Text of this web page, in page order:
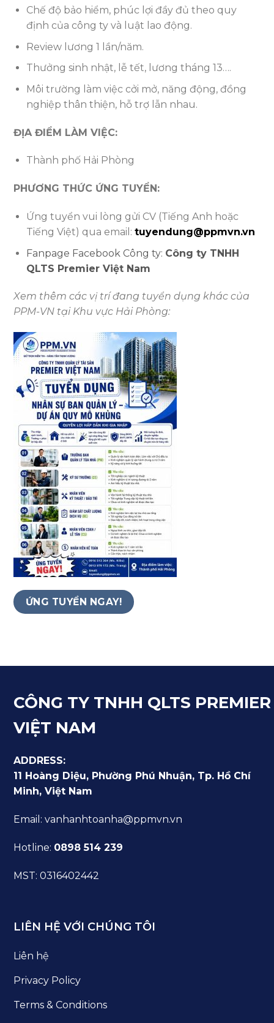
Chế độ bảo hiểm, phúc lợi đầy đủ theo quy
định của công ty và luật lao động.
Review lương 1 lần/năm.
Thưởng sinh nhật, lễ tết, lương tháng 13….
Môi trường làm việc cởi mở, năng động, đồng
nghiệp thân thiện, hỗ trợ lẫn nhau.
ĐỊA ĐIỂM LÀM VIỆC:
Thành phố Hải Phòng
PHƯƠNG THỨC ỨNG TUYỂN:
Ứng tuyển vui lòng gửi CV (Tiếng Anh hoặc
Tiếng Việt) qua email:tuyendung@ppmvn.vn
Fanpage Facebook Công ty: Công ty TNHH
QLTS Premier Việt Nam
Xem thêm các vị trí đang tuyển dụng khác của
PPM-VN tại Khu vực Hải Phòng:
ỨNG TUYỂN NGAY!
CÔNG TY TNHH QLTS PREMIER
VIỆT NAM
ADDRESS:
11 Hoàng Diệu, Phường Phú Nhuận, Tp. Hồ Chí
Minh, Việt Nam
Email: vanhanhtoanha@ppmvn.vn
Hotline: 0898 514 239
MST: 0316402442
LIÊN HỆ VỚI CHÚNG TÔI
Liên hệ
Privacy Policy
Terms & Conditions